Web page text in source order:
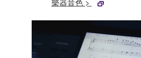
樂器音色 >